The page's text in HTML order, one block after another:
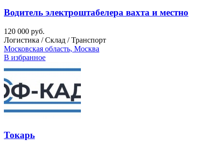
Водитель электроштабелера вахта и местно
120 000 руб.
Логистика / Склад / Транспорт
Московская область, Москва
В избранное
Токарь